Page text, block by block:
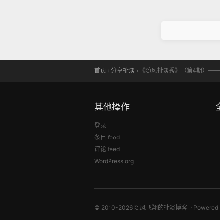
首页 › 分享扯淡 › 《随风扯淡秀》（第4期）
其他操作
登录
条目 feed
评论 feed
WordPress.org
© 2010-2026 随风飞翔的扯淡博客